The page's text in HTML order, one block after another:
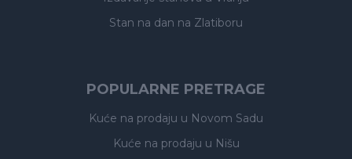
Stan na dan na Zlatiboru
POPULARNE PRETRAGE
Kuće na prodaju u Novom Sadu
Kuće na prodaju u Nišu